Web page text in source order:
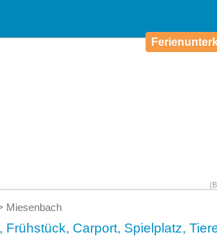
Miesenbach
Carport, Spielplatz,